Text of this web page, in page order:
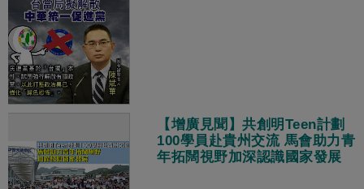
【增廣見聞】共創明Teen計劃
100學員赴貴州交流 馬會助力青
年拓闊視野加深認識國家發展